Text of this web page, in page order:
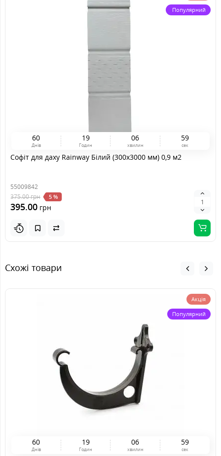
Популярний
60
Днів
19
Годин
06
хвилин
59
сек
Софіт для даху Rainway Білий (300x3000 мм) 0,9 м2
55009842
375.00грн 5 %
395.00 грн
Схожі товари
Акція
Популярний
60
Днів
19
Годин
06
хвилин
59
сек